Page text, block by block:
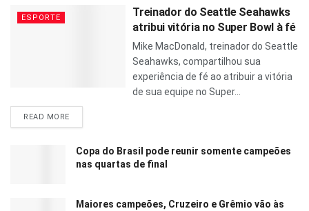
ESPORTE
Treinador do Seattle Seahawks
atribui vitória no Super Bowl à fé
Mike MacDonald, treinador do Seattle
Seahawks, compartilhou sua
experiência de fé ao atribuir a vitória
de sua equipe no Super...
READ MORE
Copa do Brasil pode reunir somente campeões
nas quartas de final
Maiores campeões, Cruzeiro e Grêmio vão às